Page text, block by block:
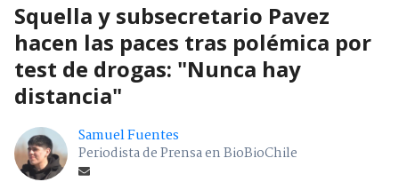
Squella y subsecretario Pavez
hacen las paces tras polémica por
test de drogas: "Nunca hay
distancia"
Samuel Fuentes
Periodista de Prensa en BioBioChile